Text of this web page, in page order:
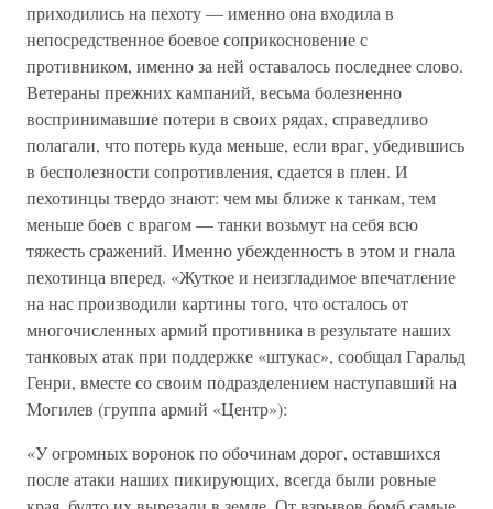
приходились на пехоту — именно она входила в
непосредственное боевое соприкосновение с
противником, именно за ней оставалось последнее слово.
Ветераны прежних кампаний, весьма болезненно
воспринимавшие потери в своих рядах, справедливо
полагали, что потерь куда меньше, если враг, убедившись
в бесполезности сопротивления, сдается в плен. И
пехотинцы твердо знают: чем мы ближе к танкам, тем
меньше боев с врагом — танки возьмут на себя всю
тяжесть сражений. Именно убежденность в этом и гнала
пехотинца вперед. «Жуткое и неизгладимое впечатление
на нас производили картины того, что осталось от
многочисленных армий противника в результате наших
танковых атак при поддержке «штукас», сообщал Гаральд
Генри, вместе со своим подразделением наступавший на
Могилев (группа армий «Центр»):
«У огромных воронок по обочинам дорог, оставшихся
после атаки наших пикирующих, всегда были ровные